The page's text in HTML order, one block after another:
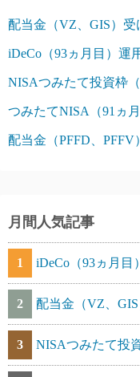
配当金（VZ、GIS）受
iDeCo（93ヵ月目）運
NISAつみたて投資枠
つみたてNISA（91ヵ
配当金（PFFD、
月間人気記事
1 iDeCo（93ヵ月目
2 配当金（VZ、
3 NISAつみたて投